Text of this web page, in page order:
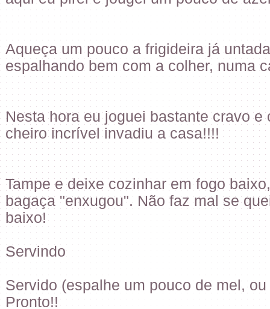
Aqueça um pouco a frigideira já
espalhando bem com a colher, numa
Nesta hora eu joguei bastante cravo e
cheiro incrível invadiu a casa!!!!
Tampe e deixe cozinhar em fogo
bagaça "enxugou". Não faz mal se
baixo!
Servindo
Servido (espalhe um pouco de mel,
Pronto!!